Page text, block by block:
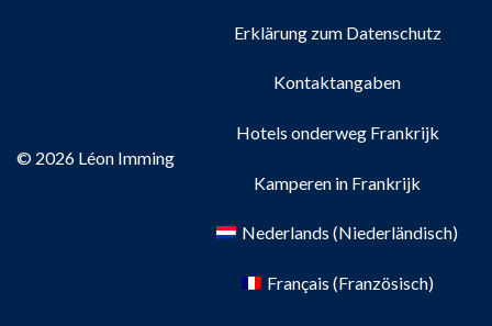
© 2026 Léon Imming
Erklärung zum Datenschutz
Kontaktangaben
Hotels onderweg Frankrijk
Kamperen in Frankrijk
Nederlands (Niederländisch)
Français (Französisch)